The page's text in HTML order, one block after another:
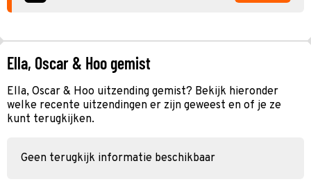
Ella, Oscar & Hoo gemist
Ella, Oscar & Hoo uitzending gemist? Bekijk hieronder
welke recente uitzendingen er zijn geweest en of je ze
kunt terugkijken.
Geen terugkijk informatie beschikbaar